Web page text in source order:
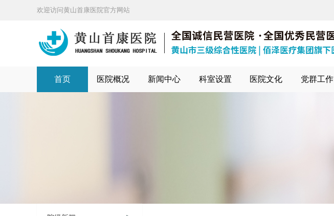
欢迎访问黄山首康医院官方网站
首页 医院概况 新闻中心 科室设置 医院文化 党群工作